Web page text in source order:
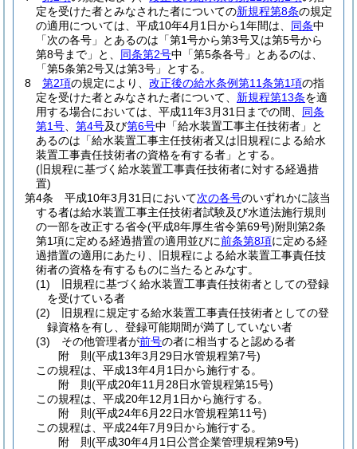
定を受けた者とみなされた者についての新規程第8条の規定
の適用については、平成10年4月1日から1年間は、 同条中
「次の各号」とあるのは「第1号から第3号又は第5号から
第8号まで」と、 同条第2号中「第5条各号」とあるのは、
「第5条第2号又は第3号」とする。
8
第2項の規定により、 改正後の給水条例第11条第1項の指
定を受けた者とみなされた者について、 新規程第13条を適
用する場合においては、平成11年3月31日までの間、 同条
第1号
第4号及び第6号中「給水装置工事主任技術者」と
あるのは「給水装置工事主任技術者又は旧規程による給水
装置工事責任技術者の資格を有する者」とする。
(旧規程に基づく給水装置工事責任技術者に対する経過措
置)
第4条
平成10年3月31日において次の各号のいずれかに該当
する者は給水装置工事主任技術者試験及び水道法施行規則
の一部を改正する省令(平成8年厚生省令第69号)附則第2条
第1項に定める経過措置の適用並びに前条第8項に定める経
過措置の適用にあたり、旧規程による給水装置工事責任技
術者の資格を有するものに当たるとみなす。
(1)
旧規程に基づく給水装置工事責任技術者としての登録
を受けている者
(2)
旧規程に規定する給水装置工事責任技術者としての登
録資格を有し、登録可能期間が満了していない者
(3)
その他管理者が前号の者に相当すると認める者
附 則(平成13年3月29日水管規程第7号)
この規程は、平成13年4月1日から施行する。
附 則(平成20年11月28日水管規程第15号)
この規程は、平成20年12月1日から施行する。
附 則(平成24年6月22日水管規程第11号)
この規程は、平成24年7月9日から施行する。
附 則(平成30年4月1日公営企業管理規程第9号)